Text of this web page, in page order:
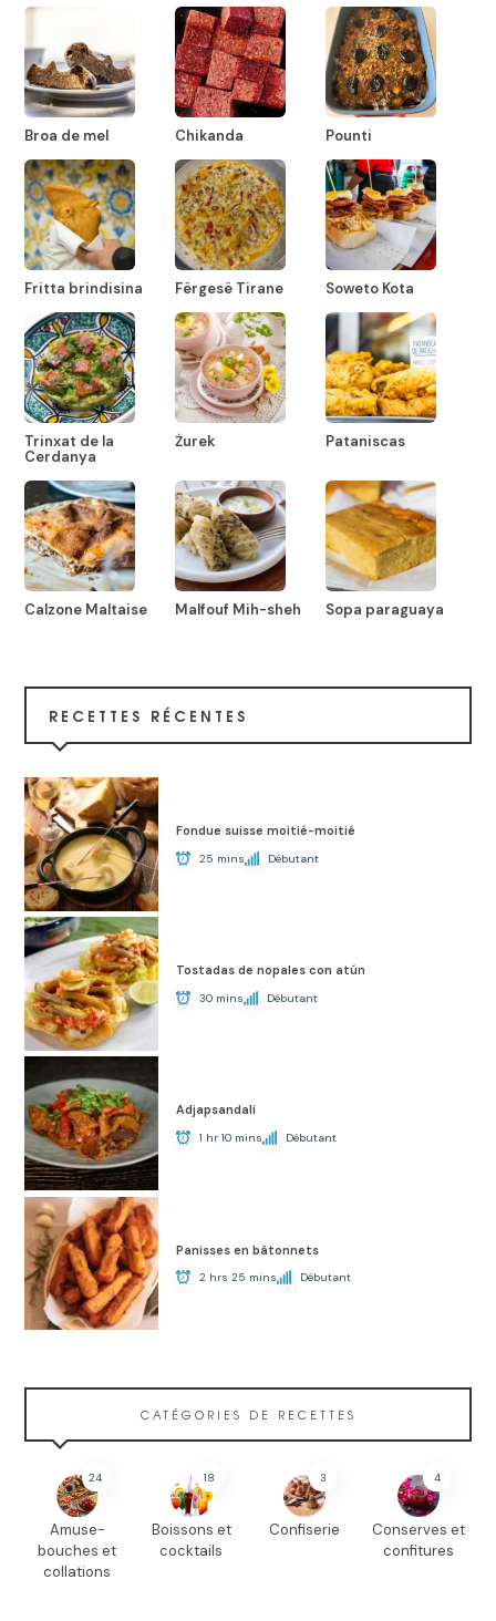
Broa de mel Chikanda Pounti
Fritta brindisina Fërgesë Tirane Soweto Kota
Trinxat de la
Cerdanya
Żurek Pataniscas
Calzone Maltaise Malfouf Mih-sheh Sopa paraguaya
RECETTES RÉCENTES
Fondue suisse moitié-moitié
25 mins Débutant
Tostadas de nopales con atún
30 mins Débutant
Adjapsandali
1 hr 10 mins Débutant
Panisses en bâtonnets
2 hrs 25 mins Débutant
CATÉGORIES DE RECETTES
24
Amuse-
bouches et
collations
18
Boissons et
cocktails
3
Confiserie
4
Conserves et
confitures